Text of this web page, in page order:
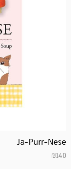
Ja-Purr-Nese
₪140